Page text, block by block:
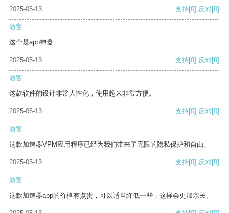
2025-05-13 支持[0] 反对[0]
游客
这个是app神器
2025-05-13 支持[0] 反对[0]
游客
这款软件的设计非常人性化，使用起来非常方便。
2025-05-13 支持[0] 反对[0]
游客
这款加速器VPM应用程序已经为我们带来了无限的隐私保护和自由。
2025-05-13 支持[0] 反对[0]
游客
这款加速器app的价格有点贵，可以适当降低一些，这样会更加亲民。